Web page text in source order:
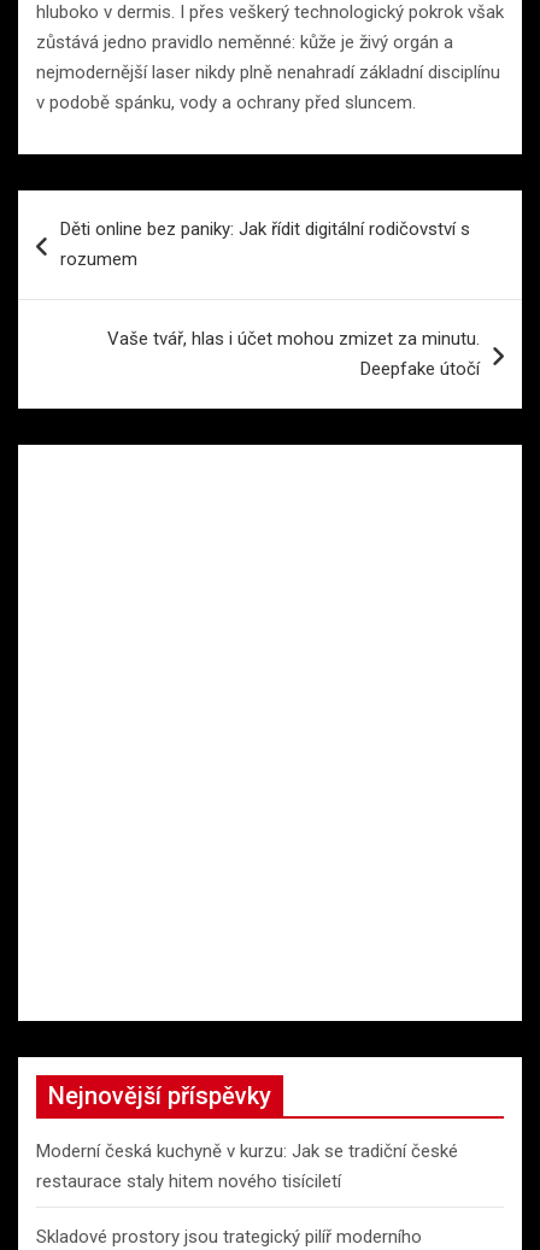
hluboko v dermis. I přes veškerý technologický pokrok však
zůstává jedno pravidlo neměnné: kůže je živý orgán a
nejmodernější laser nikdy plně nenahradí základní disciplínu
v podobě spánku, vody a ochrany před sluncem.
proDěti online bez paniky: Jak řídit digitální rodičovství s
rozumem
Vaše tvář, hlas i účet mohou zmizet za minutu.
Deepfake útočí
Nejnovější příspěvky
Moderní česká kuchyně v kurzu: Jak se tradiční české
restaurace staly hitem nového tisíciletí
Skladové prostory jsou trategický pilíř moderního